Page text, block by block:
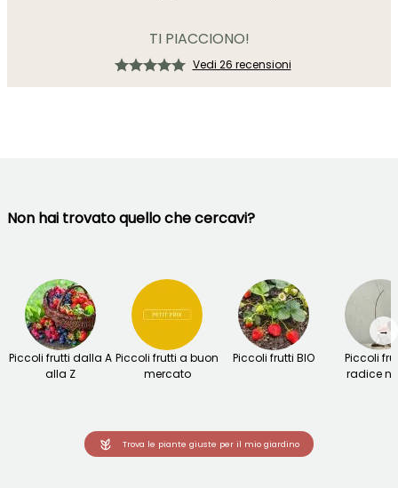
TI PIACCIONO!
Vedi 26 recensioni
Non hai trovato quello che cercavi?
Piccoli frutti dalla A
alla Z
Piccoli frutti a buon
mercato
Piccoli frutti BIO
Piccoli
radice
→
Trova le piante giuste per il mio giardino